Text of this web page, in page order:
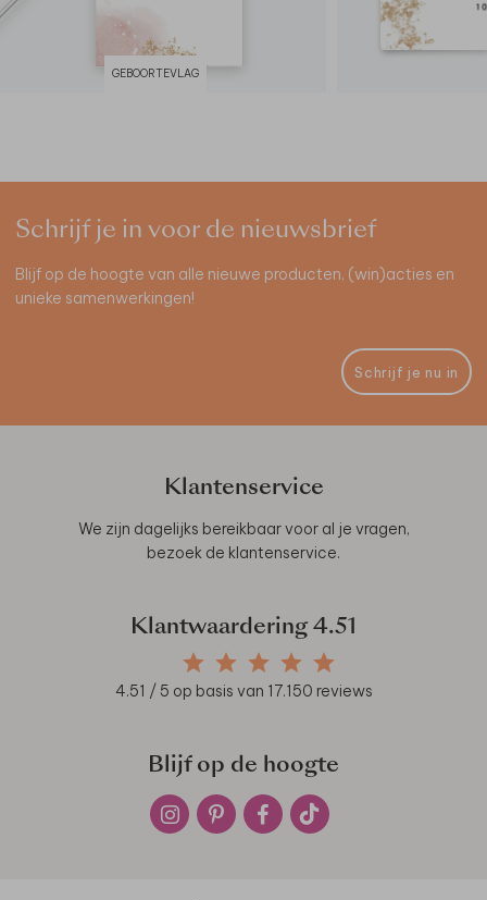
GEBOORTEVLAG
Schrijf je in voor de nieuwsbrief
Blijf op de hoogte van alle nieuwe producten, (win)acties en
unieke samenwerkingen!
Schrijf je nu in
Klantenservice
We zijn dagelijks bereikbaar voor al je vragen,
bezoek de klantenservice.
Klantwaardering 4.51
4.51 / 5 op basis van 17.150 reviews
Blijf op de hoogte